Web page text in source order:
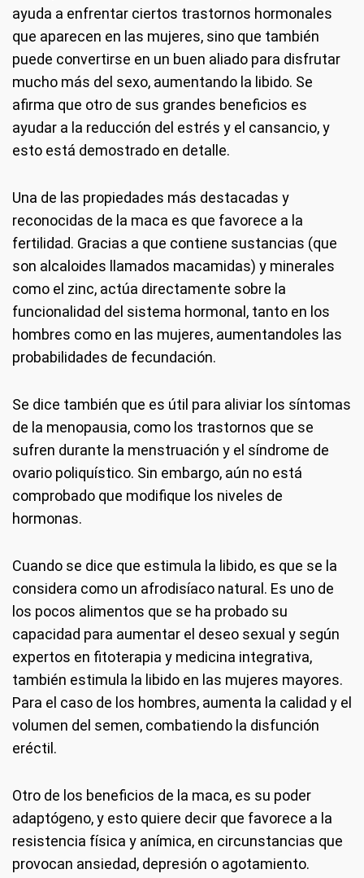
ayuda a enfrentar ciertos trastornos hormonales
que aparecen en las mujeres, sino que también
puede convertirse en un buen aliado para disfrutar
mucho más del sexo, aumentando la libido. Se
afirma que otro de sus grandes beneficios es
ayudar a la reducción del estrés y el cansancio, y
esto está demostrado en detalle.
Una de las propiedades más destacadas y
reconocidas de la maca es que favorece a la
fertilidad. Gracias a que contiene sustancias (que
son alcaloides llamados macamidas) y minerales
como el zinc, actúa directamente sobre la
funcionalidad del sistema hormonal, tanto en los
hombres como en las mujeres, aumentandoles las
probabilidades de fecundación.
Se dice también que es útil para aliviar los síntomas
de la menopausia, como los trastornos que se
sufren durante la menstruación y el síndrome de
ovario poliquístico. Sin embargo, aún no está
comprobado que modifique los niveles de
hormonas.
Cuando se dice que estimula la libido, es que se la
considera como un afrodisíaco natural. Es uno de
los pocos alimentos que se ha probado su
capacidad para aumentar el deseo sexual y según
expertos en fitoterapia y medicina integrativa,
también estimula la libido en las mujeres mayores.
Para el caso de los hombres, aumenta la calidad y el
volumen del semen, combatiendo la disfunción
eréctil.
Otro de los beneficios de la maca, es su poder
adaptógeno, y esto quiere decir que favorece a la
resistencia física y anímica, en circunstancias que
provocan ansiedad, depresión o agotamiento.